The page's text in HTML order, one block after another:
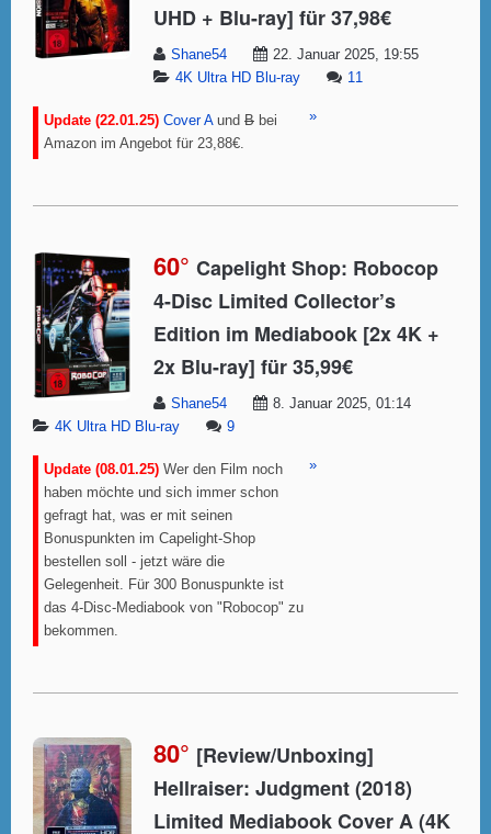
UHD + Blu-ray] für 37,98€
Shane54
22. Januar 2025, 19:55
4K Ultra HD Blu-ray
11
Update (22.01.25) Cover Aund B bei
Amazon im Angebot für 23,88€.
»
60° Capelight Shop: Robocop
4-Disc Limited Collector’s
Edition im Mediabook [2x 4K +
2x Blu-ray] für 35,99€
Shane54
8. Januar 2025, 01:14
4K Ultra HD Blu-ray
9
Update (08.01.25) Wer den Film noch
haben möchte und sich immer schon
gefragt hat, was er mit seinen
Bonuspunkten im Capelight-Shop
bestellen soll - jetzt wäre die
Gelegenheit. Für 300 Bonuspunkte ist
das 4-Disc-Mediabook von "Robocop" zu
bekommen.
»
80° [Review/Unboxing]
Hellraiser: Judgment (2018)
Limited Mediabook Cover A (4K